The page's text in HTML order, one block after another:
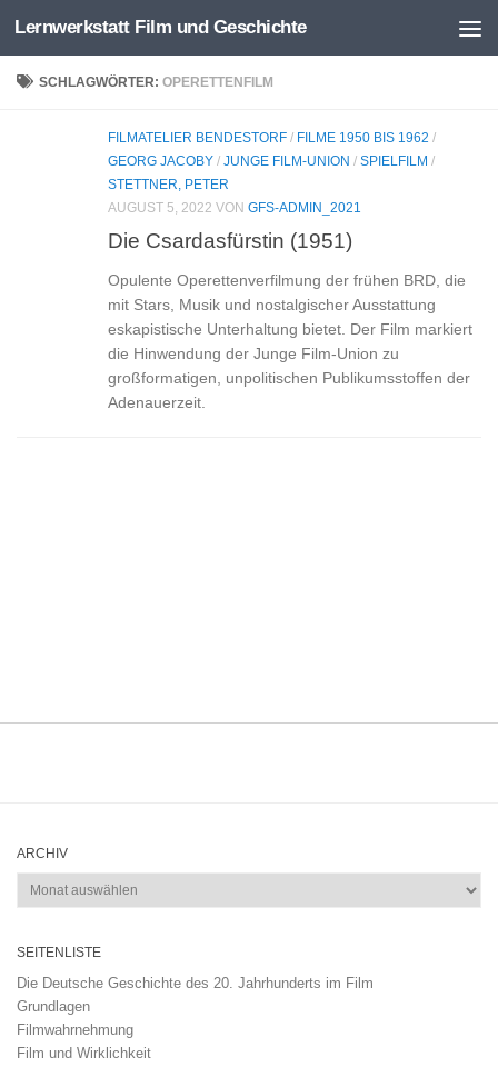
Zum Inhalt springen
Lernwerkstatt Film und Geschichte
SCHLAGWÖRTER:OPERETTENFILM
FILMATELIER BENDESTORF / FILME 1950 BIS 1962 /
GEORG JACOBY / JUNGE FILM-UNION / SPIELFILM /
STETTNER, PETER
AUGUST 5, 2022 VON GFS-ADMIN_2021
Die Csardasfürstin (1951)
Opulente Operettenverfilmung der frühen BRD, die
mit Stars, Musik und nostalgischer Ausstattung
eskapistische Unterhaltung bietet. Der Film markiert
die Hinwendung der Junge Film‑Union zu
großformatigen, unpolitischen Publikumsstoffen der
Adenauerzeit.
ARCHIV
Archiv
SEITENLISTE
Die Deutsche Geschichte des 20. Jahrhunderts im Film
Grundlagen
Filmwahrnehmung
Film und Wirklichkeit